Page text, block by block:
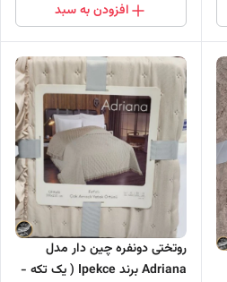
افزودن به سبد
روتختی دونفره چین دار مدل
Adriana برند Ipekce ( یک تکه -